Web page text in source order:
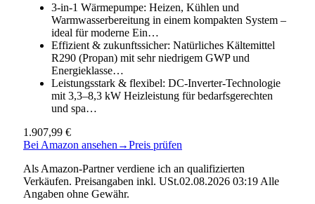
3-in-1 Wärmepumpe: Heizen, Kühlen und
Warmwasserbereitung in einem kompakten System –
ideal für moderne Ein…
Effizient & zukunftssicher: Natürliches Kältemittel
R290 (Propan) mit sehr niedrigem GWP und
Energieklasse…
Leistungsstark & flexibel: DC-Inverter-Technologie
mit 3,3–8,3 kW Heizleistung für bedarfsgerechten
und spa…
1.907,99 €
Bei Amazon ansehen →Preis prüfen
Als Amazon-Partner verdiene ich an qualifizierten
Verkäufen. Preisangaben inkl. USt.02.08.2026 03:19 Alle
Angaben ohne Gewähr.